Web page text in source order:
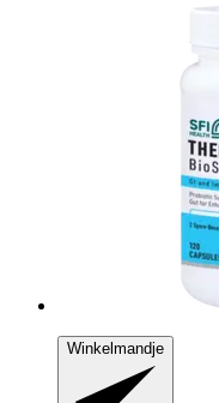
Winkelmandje